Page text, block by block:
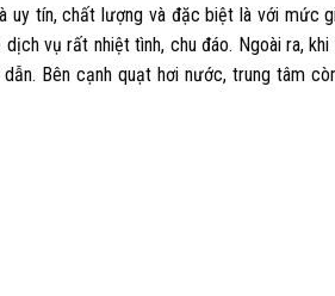
uy tín, chất lượng và đặc biệt là với mức
vụ rất nhiệt tình, chu đáo. Ngoài ra,
Bên cạnh quạt hơi nước, trung tâm